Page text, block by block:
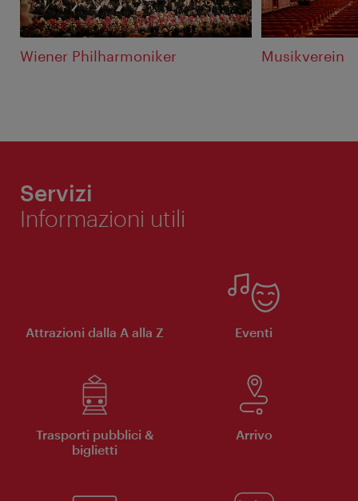
Wiener Philharmoniker Musikverein
Servizi
Informazioni utili
Attrazioni dalla A alla Z Eventi
Trasporti pubblici &
biglietti
Arrivo